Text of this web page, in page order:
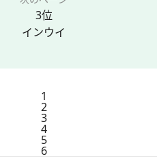
3位
インウイ
1
2
3
4
5
6